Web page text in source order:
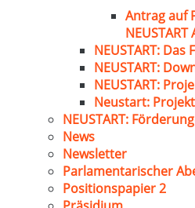
Antrag auf
NEUSTART
NEUSTART:
NEUSTART:
NEUSTART:
Neustart:
NEUSTART:
News
Newsletter
Parlamentarischer
Positionspapier 2